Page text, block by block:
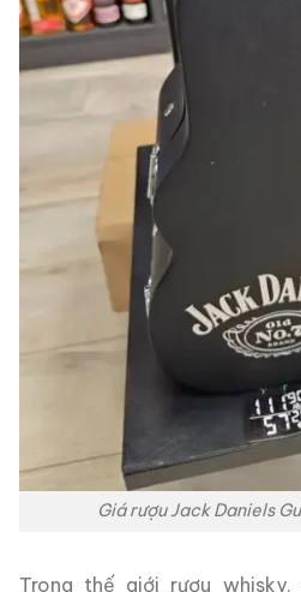
Giá rượu Jack Daniels
Trong thế giới rượu